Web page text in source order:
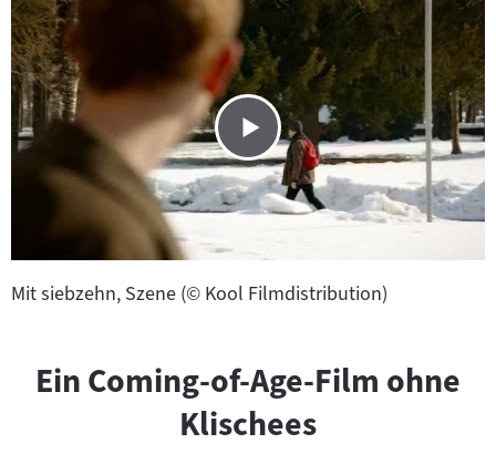
Mit siebzehn, Szene (© Kool Filmdistribution)
Ein Coming-of-Age-Film ohne
Klischees